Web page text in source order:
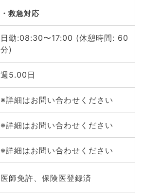
救急対応
日勤:08:30〜17:00 (休憩時間: 60
分)
週5.00日
※詳細はお問い合わせください
※詳細はお問い合わせください
※詳細はお問い合わせください
医師免許、保険医登録済